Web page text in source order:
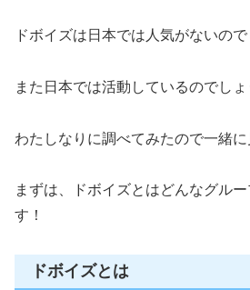
ドボイズは日本では人気がないので
また日本では活動しているのでしょ
わたしなりに調べてみたので一緒に
まずは、ドボイズとはどんなグル
す！
ドボイズとは